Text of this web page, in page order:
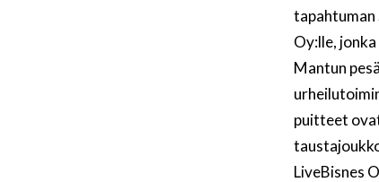
tapahtuman
Oy:lle,
Mantun
puitteet
LiveBisnes